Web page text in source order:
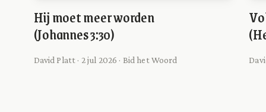
Hij moet meer worden
(Johannes 3:30)
David Platt · 2 jul 2026 · Bid het Woord